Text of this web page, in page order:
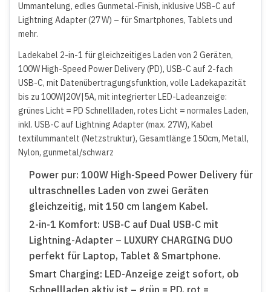
Ummantelung, edles Gunmetal-Finish, inklusive USB-C auf
Lightning Adapter (27 W) – für Smartphones, Tablets und
mehr.
Ladekabel 2-in-1 für gleichzeitiges Laden von 2 Geräten,
100W High-Speed Power Delivery (PD), USB-C auf 2-fach
USB-C, mit Datenübertragungsfunktion, volle Ladekapazität
bis zu 100W|20V|5A, mit integrierter LED-Ladeanzeige:
grünes Licht = PD Schnellladen, rotes Licht = normales Laden,
inkl. USB-C auf Lightning Adapter (max. 27W), Kabel
textilummantelt (Netzstruktur), Gesamtlänge 150cm, Metall,
Nylon, gunmetal/schwarz
Power pur: 100W High-Speed Power Delivery für
ultraschnelles Laden von zwei Geräten
gleichzeitig, mit 150 cm langem Kabel.
2-in-1 Komfort: USB-C auf Dual USB-C mit
Lightning-Adapter – LUXURY CHARGING DUO
perfekt für Laptop, Tablet & Smartphone.
Smart Charging: LED-Anzeige zeigt sofort, ob
Schnellladen aktiv ist – grün = PD, rot =